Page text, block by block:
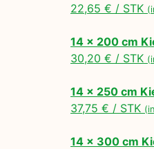
22,65 € / STK
14 x 200 cm
30,20 € / STK
14 x 250 cm
37,75 € / STK
14 x 300 cm